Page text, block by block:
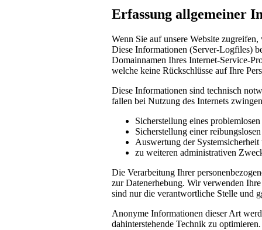
Erfassung allgemeiner
Wenn Sie auf unsere Website
Diese Informationen (Server-Logfiles)
Domainnamen Ihres Internet-Service-
welche keine Rückschlüsse auf Ihre
Diese Informationen sind technisch
fallen bei Nutzung des Internets
Sicherstellung eines
Sicherstellung einer
Auswertung der
zu weiteren administrativen
Die Verarbeitung Ihrer
zur Datenerhebung. Wir verwenden
sind nur die verantwortliche Stelle und
Anonyme Informationen dieser Art
dahinterstehende Technik zu optimieren.